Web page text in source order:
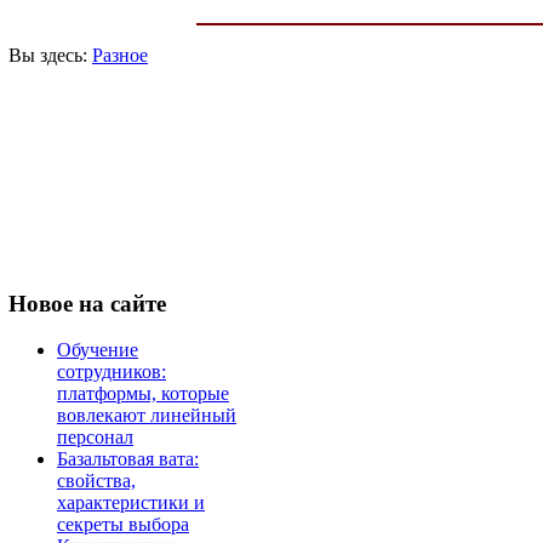
Вы здесь: Разное
Новое на сайте
Обучение
сотрудников:
платформы, которые
вовлекают линейный
персонал
Базальтовая вата:
свойства,
характеристики и
секреты выбора